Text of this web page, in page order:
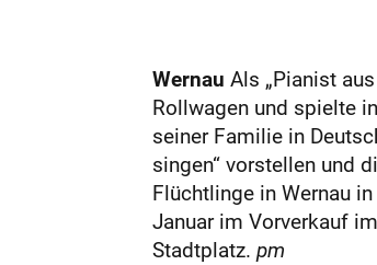
Wernau Als „Pianist
Rollwagen und spielte
seiner Familie in
singen“ vorstellen und
Flüchtlinge in Wernau
Januar im Vorverkauf
Stadtplatz. pm